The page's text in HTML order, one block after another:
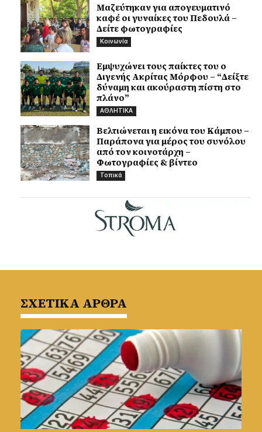
Μαζεύτηκαν για απογευματινό
καφέ οι γυναίκες του Πεδουλά –
Δείτε φωτογραφίες
Κοινωνία
Εμψυχώνει τους παίκτες του ο
Διγενής Ακρίτας Μόρφου – “Δείξτε
δύναμη και ακούραστη πίστη στο
πλάνο”
ΑΘΛΗΤΙΚΑ
Βελτιώνεται η εικόνα του Κάμπου –
Παράπονα για μέρος του συνόλου
από τον κοινοτάρχη –
Φωτογραφίες & βίντεο
Τοπικά
ΣΧΕΤΙΚΑ ΑΡΘΡΑ